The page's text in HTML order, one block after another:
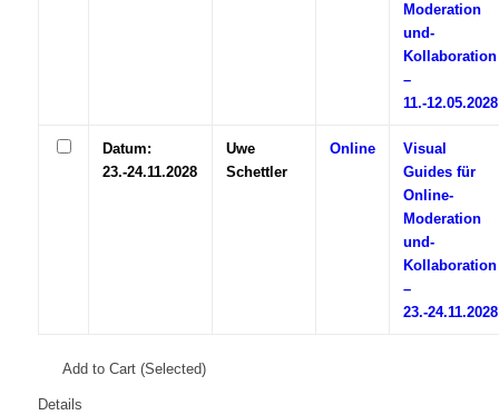
Moderation
und-
Kollaboration
–
11.-12.05.2028
Datum:
23.-24.11.2028
Uwe
Schettler
Online
Visual
Guides für
Online-
Moderation
und-
Kollaboration
–
23.-24.11.2028
Add to Cart (Selected)
Details